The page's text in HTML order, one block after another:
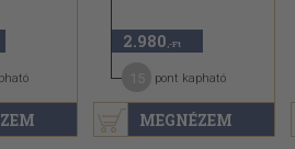
MEGNÉZEM
2.980 ,-Ft
pont kapható